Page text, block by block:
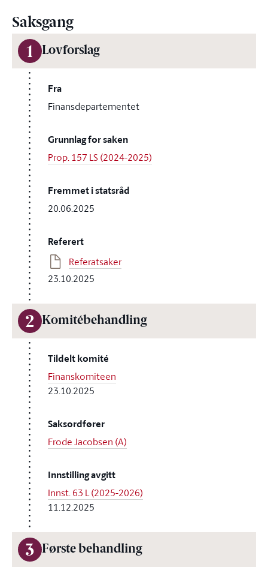
Saksgang
1 Lovforslag
Fra
Finansdepartementet
Grunnlag for saken
Prop. 157 LS (2024-2025)
Fremmet i statsråd
20.06.2025
Referert
Referatsaker
23.10.2025
2 Komitébehandling
Tildelt komité
Finanskomiteen
23.10.2025
Saksordfører
Frode Jacobsen (A)
Innstilling avgitt
Innst. 63 L (2025-2026)
11.12.2025
3 Første behandling